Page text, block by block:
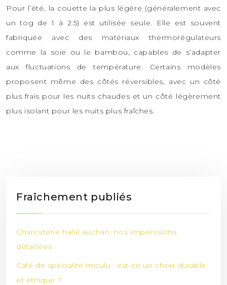
Pour l’été, la couette la plus légère (généralement avec
un tog de 1 à 2.5) est utilisée seule. Elle est souvent
fabriquée avec des matériaux thermorégulateurs
comme la soie ou le bambou, capables de s’adapter
aux fluctuations de température. Certains modèles
proposent même des côtés réversibles, avec un côté
plus frais pour les nuits chaudes et un côté légèrement
plus isolant pour les nuits plus fraîches.
Fraîchement publiés
Charcuterie halal auchan, nos impressions
détaillées
Café de spécialité moulu : est-ce un choix durable
et éthique ?